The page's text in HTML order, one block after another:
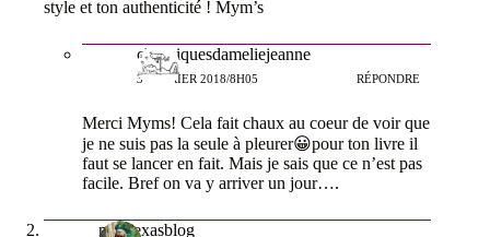
style et ton authenticité ! Mym’s
chroniquesdameliejeanne
3 FÉVRIER 2018/8H05 RÉPONDRE
Merci Myms! Cela fait chaux au coeur de voir que
je ne suis pas la seule à pleurer😀pour ton livre il
faut se lancer en fait. Mais je sais que ce n’est pas
facile. Bref on va y arriver un jour….
misstexasblog